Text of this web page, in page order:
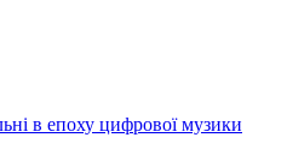
в епоху цифрової музики